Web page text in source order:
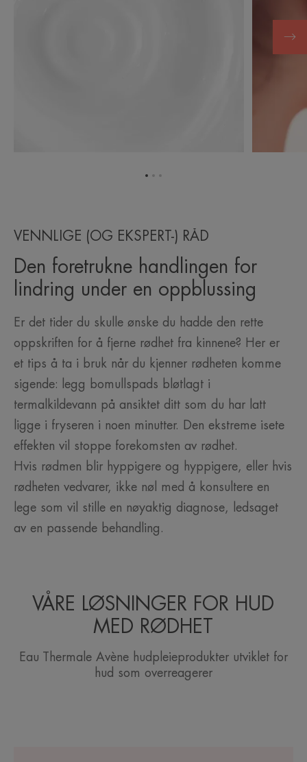
VENNLIGE (OG EKSPERT-) RÅD
Den foretrukne handlingen for
lindring under en oppblussing
Er det tider du skulle ønske du hadde den rette
oppskriften for å fjerne rødhet fra kinnene? Her er
et tips å ta i bruk når du kjenner rødheten komme
sigende: legg bomullspads bløtlagt i
termalkildevann på ansiktet ditt som du har latt
ligge i fryseren i noen minutter. Den ekstreme isete
effekten vil stoppe forekomsten av rødhet.
Hvis rødmen blir hyppigere og hyppigere, eller hvis
rødheten vedvarer, ikke nøl med å konsultere en
lege som vil stille en nøyaktig diagnose, ledsaget
av en passende behandling.
VÅRE LØSNINGER FOR HUD
MED RØDHET
Eau Thermale Avène hudpleieprodukter utviklet for
hud som overreagerer